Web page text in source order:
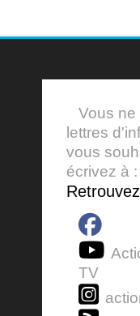
Vous
lettres
vous
écrivez à :
TV